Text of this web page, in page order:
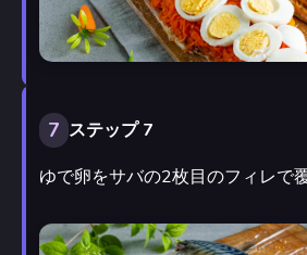
7 ステップ 7
ゆで卵をサバの2枚目のフィレで